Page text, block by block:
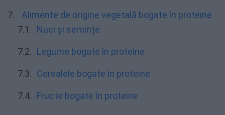
Alimente de origine vegetală bogate în proteine
Nuci și semințe
Legume bogate în proteine
Cerealele bogate în proteine
Fructe bogate în proteine